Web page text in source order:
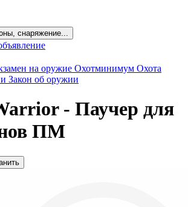
снаряжение...
на оружие Охотминимум Охота
Закон об оружии
- Паучер для
ПМ